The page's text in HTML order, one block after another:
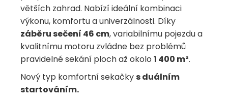
větších zahrad. Nabízí ideální kombinaci
výkonu, komfortu a univerzálnosti. Díky
záběru sečení 46 cm, variabilnímu pojezdu a
kvalitnímu motoru zvládne bez problémů
pravidelné sekání ploch až okolo 1 400 m².
Nový typ komfortní sekačkys duálním
startováním.